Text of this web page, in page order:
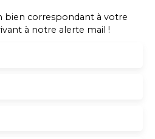
bien correspondant à votre
à notre alerte mail !